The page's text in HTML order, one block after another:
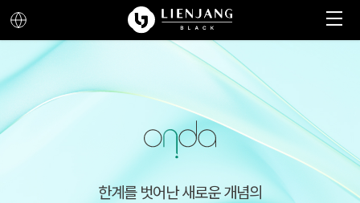
한계를 벗어난 새로운 개념의